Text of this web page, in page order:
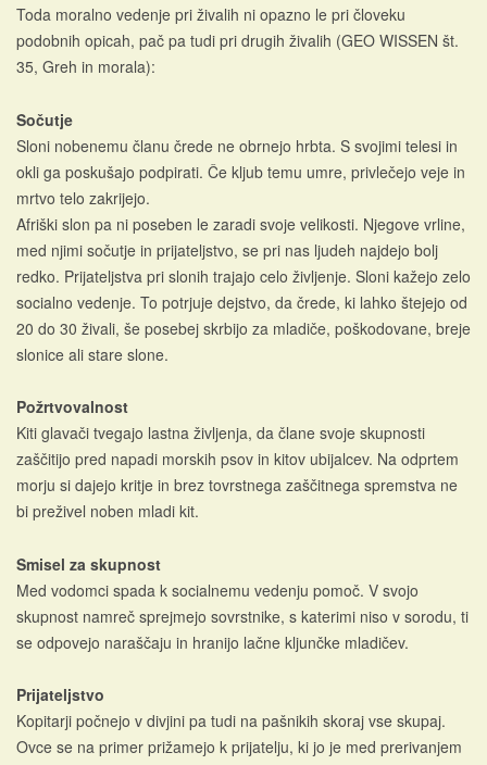
Toda moralno vedenje pri živalih ni opazno le pri človeku
podobnih opicah, pač pa tudi pri drugih živalih (GEO WISSEN št.
35, Greh in morala):
Sočutje
Sloni nobenemu članu črede ne obrnejo hrbta. S svojimi telesi in
okli ga poskušajo podpirati. Če kljub temu umre, privlečejo veje in
mrtvo telo zakrijejo.
Afriški slon pa ni poseben le zaradi svoje velikosti. Njegove vrline,
med njimi sočutje in prijateljstvo, se pri nas ljudeh najdejo bolj
redko. Prijateljstva pri slonih trajajo celo življenje. Sloni kažejo zelo
socialno vedenje. To potrjuje dejstvo, da črede, ki lahko štejejo od
20 do 30 živali, še posebej skrbijo za mladiče, poškodovane, breje
slonice ali stare slone.
Požrtvovalnost
Kiti glavači tvegajo lastna življenja, da člane svoje skupnosti
zaščitijo pred napadi morskih psov in kitov ubijalcev. Na odprtem
morju si dajejo kritje in brez tovrstnega zaščitnega spremstva ne
bi preživel noben mladi kit.
Smisel za skupnost
Med vodomci spada k socialnemu vedenju pomoč. V svojo
skupnost namreč sprejmejo sovrstnike, s katerimi niso v sorodu, ti
se odpovejo naraščaju in hranijo lačne kljunčke mladičev.
Prijateljstvo
Kopitarji počnejo v divjini pa tudi na pašnikih skoraj vse skupaj.
Ovce se na primer prižamejo k prijatelju, ki jo je med prerivanjem